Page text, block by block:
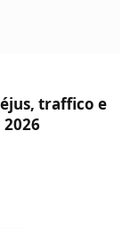
traffico e